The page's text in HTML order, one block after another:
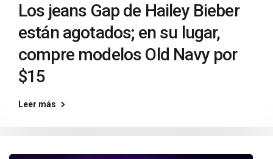
Los jeans Gap de Hailey Bieber
están agotados; en su lugar,
compre modelos Old Navy por
$15
Leer más